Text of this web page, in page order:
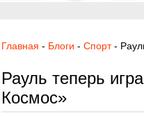
Главная - Блоги - Спорт-
Рауль теперь
Космос»